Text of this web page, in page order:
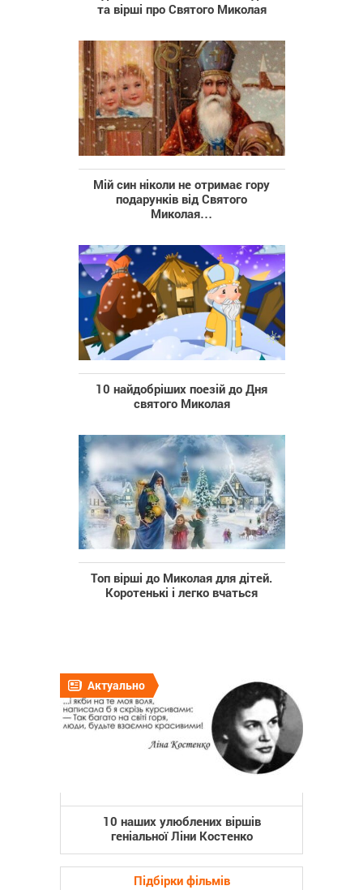
та вірші про Святого Миколая
Мій син ніколи не отримає гору
подарунків від Святого
Миколая…
10 найдобріших поезій до Дня
святого Миколая
Топ вірші до Миколая для дітей.
Коротенькі і легко вчаться
Актуально
10 наших улюблених віршів
геніальної Ліни Костенко
Підбірки фільмів